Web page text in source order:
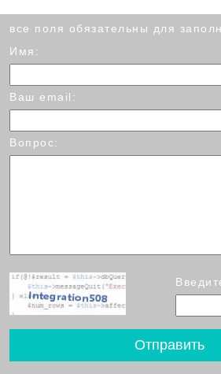
все поля обязательны для
Имя:
Ваш email:
Вопрос: